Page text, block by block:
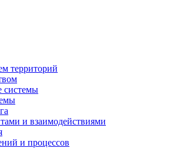
территорий
системы
и взаимодействиями
и процессов